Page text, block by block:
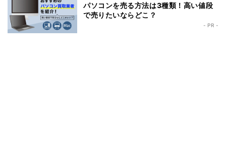
パソコンを売る方法は3種類！高い値段
で売りたいならどこ？
- PR -